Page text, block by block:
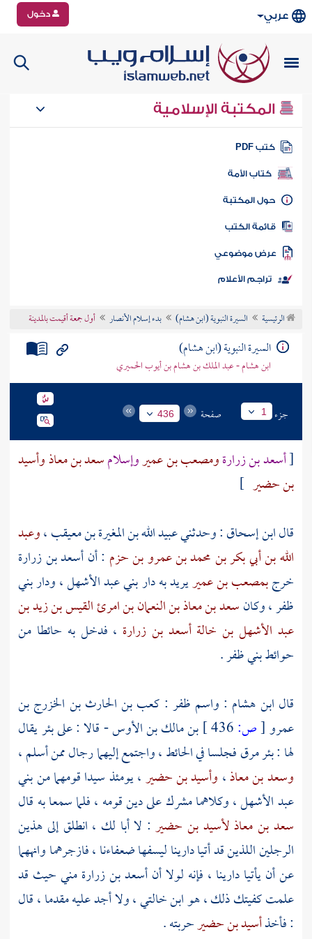
عربي دخول
المكتبة الإسلامية
كتب PDF
كتاب الأمة
المكتبة
الكتب
موضوعي
تراجم الأعلام
الرئيسية السيرة النبوية (ابن هشام) بدء إسلام الأنصار أول جمعة أقيمت بالمدينة
السيرة النبوية (ابن هشام)
ابن هشام - عبد الملك بن هشام بن أيوب الحميري
جزء 1 صفحة 436
[أسعد بن زرارةومصعب بن عميروإسلامسعد بن معاذوأسيد
بن حضير ]
قالابن إسحاق: وحدثنيعبيد الله بن المغيرة بن معيقب،وعبد
الله بن أبي بكر بن محمد بن عمرو بن حزم : أنأسعد بن زرارة
خرجبمصعب بن عميريريد به داربني عبد الأشهل، وداربني
ظفر، وكانسعد بن معاذ بن النعمان بن امرئ القيس بن زيد بن
عبد الأشهل بن خالة أسعد بن زرارة ، فدخل به حائطا من
حوائطبني ظفر.
قال ابن هشام : واسم ظفر : كعب بن الحارث بن الخزرج بن
عمرو[ص: بن مالك بن الأوس- قالا : على بئر يقال
لها :بئر مرقفجلسا في الحائط ، واجتمع إليهما رجال ممن أسلم ،
وسعد بن معاذ، وأسيد بن حضير، يومئذ سيدا قومهما منبني
عبد الأشهل، وكلاهما مشرك على دين قومه ، فلما سمعا به قال
سعد بن معاذلأسيد بن حضير : لا أبا لك ، انطلق إلى هذين
الرجلين اللذين قد أتيا دارينا ليسفها ضعفاءنا ، فازجرهما وانههما
عن أن يأتيا دارينا ، فإنه لولا أنأسعد بن زرارةمني حيث قد
علمت كفيتك ذلك ، هو ابن خالتي ، ولا أجد عليه مقدما ، قال
: فأخذأسيد بن حضيرحربته .